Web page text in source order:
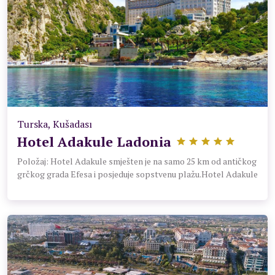
Terasa za sunčanje
Turska, Kušadası
Hotel Adakule Ladonia
Položaj: Hotel Adakule smješten je na samo 25 km od antičkog
grčkog grada Efesa i posjeduje sopstvenu plažu.Hotel Adakule
od centra Kušadasija, grada sa bogatim noćnim životom i
brojnim mjestima za šoping. Plaža:Hotel ima svoju plažu
Sadržaj: U ponudi hotela su otvoreni bazen, akva park i
besplatan bežični internet. Sve sobe,standardne hotelske i
club sobe(max 2 odrasle +2 dece 12 god i 3 god. ili 3odrasle)
hotela Adakule sadrže TV, klima-uređaj i sopstveno kupatilo